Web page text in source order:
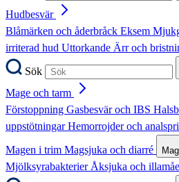
Hudbesvär
Blåmärken och åderbråck Eksem
irriterad hud Uttorkande Ärr och
Sök
Mage och tarm
Förstoppning Gasbesvär och IBS
uppstötningarHemorrojder och
Magen i trim Magsjuka och diarré
MjölksyrabakterierÅksjuka och